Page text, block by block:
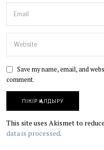
Save my name, email, and
comment.
This site uses Akismet to
data is processed.